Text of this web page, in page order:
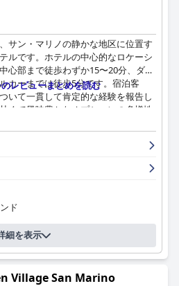
サン・マリノの静かな地区に位置す
ルです。ホテルの中心的なロケーシ
心部まで徒歩わずか15〜20分、ダウ
カーまでは徒歩5分です。宿泊客
いて一貫して肯定的な経験を報告し
くて風味豊かなオプションの多様性
ルのレストランでは、最高の料理、
ルな価格で素晴らしい食事体験を提
快適で、広々としたバスルームと素
の家具は古くなっていたり、少し騒
ッフは並外れており、ゲストは彼ら
で常に利用可能なサービスを繰り返
の家族やペット連れのお客様は、
ニティで温かく迎えられます。ベッ
もかかわらず、ゲストの大多数はそ
た。全体として、ホステリア・ダ・
居心地の良い歓迎的な滞在を求める
です。
レビューまとめを読む
ド
細を表示
Village San Marino